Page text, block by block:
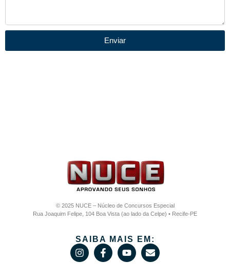
Enviar
© 2025 NUCE – Núcleo de Concursos Especial
Rua Joaquim Felipe, 104 Boa Vista (ao lado da Celpe) • Recife-PE
SAIBA MAIS EM: